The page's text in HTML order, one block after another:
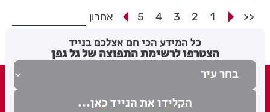
<<
1
2
3
4
5 אחרון
כל המידע הכי חם אצלכם בנייד
הצטרפו לרשימת התפוצה של גל גפן